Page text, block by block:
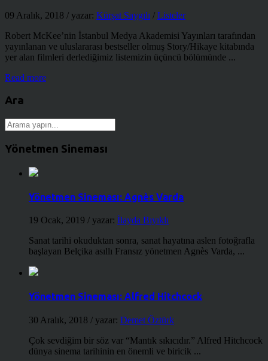
09 Aralık, 2018 / yazar: Kürşat Saygılı / Listeler
Robert McKee’nin İstanbul Medya Akademisi Yayınları tarafından
yayınlanan ve uluslararası bestseller olmuş Story/Hikaye kitabında
yer alan filmleri derlediğimiz listemizin üçüncü bölümünde ...
Read more
Ara
Yönetmen Sineması
Yönetmen Sineması: Agnès Varda
19 Ocak, 2019 / yazar: İlayda Bıyıklı
Sanat tarihi okuduktan sonra, sanat hayatına aslen fotoğrafla
başlayan Belçika asıllı Fransız yönetmen Agnès Varda, ...
Yönetmen Sineması: Alfred Hitchcock
30 Aralık, 2018 / yazar: Demet Öztürk
Çok sevdiğim bir söz var “Mantık sıkıcıdır.” Alfred Hitchcock
dünya sinema tarihinin en önemli ve biricik ...